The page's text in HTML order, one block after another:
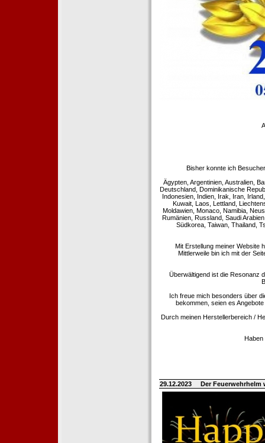
Bisher konnte ich
Ägypten, Argentinien, Australien,
Deutschland, Dominikanische
Indonesien, Indien, Irak, Iran,
Kuwait, Laos, Lettland,
Moldawien, Monaco, Namibia,
Rumänien, Russland, Saudi
Südkorea, Taiwan, Thailand,
Mit Erstellung meiner Website
Mittlerweile bin ich mit der
Überwältigend ist die Resonanz
Ich freue mich besonders über
bekommen, seien es
Durch meinen Herstellerbereich /
Haben
29.12.2023 Der